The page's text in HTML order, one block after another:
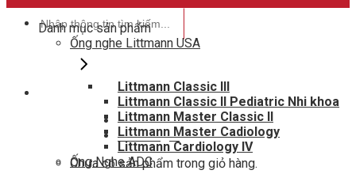
kiếm:
Hotline hỗ trợ
0948802788
Giỏ hàng0
Chưa có sản phẩm trong giỏ hàng.
Danh mục sản phẩm
Ống nghe Littmann USA
Littmann Classic III
Littmann Classic II Pediatric Nhi khoa
Littmann Master Classic II
Littmann Master Cadiology
Littmann Cardiology IV
Ống Nghe ADC